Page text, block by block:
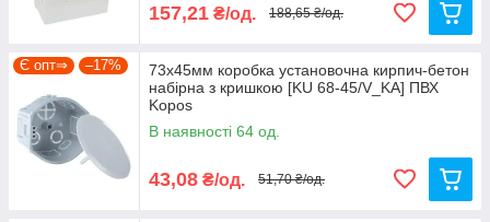
157,21 ₴/од. 188,65 ₴/од.
Є опт⇒ –17%
73х45мм коробка установочна кирпич-бетон
набірна з кришкою [KU 68-45/V_KA] ПВХ
Kopos
В наявності 64 од.
43,08 ₴/од. 51,70 ₴/од.